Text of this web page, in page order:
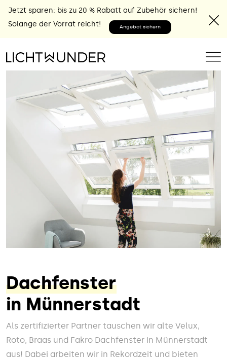
Jetzt sparen: bis zu 20 % Rabatt auf Zubehör sichern!
Solange der Vorrat reicht!
Angebot sichern
Dachfenster
in Münnerstadt
Als zertifizierter Partner tauschen wir alte Velux,
Roto, Braas und Fakro Dachfenster in Münnerstadt
aus! Dabei arbeiten wir in Rekordzeit und bieten